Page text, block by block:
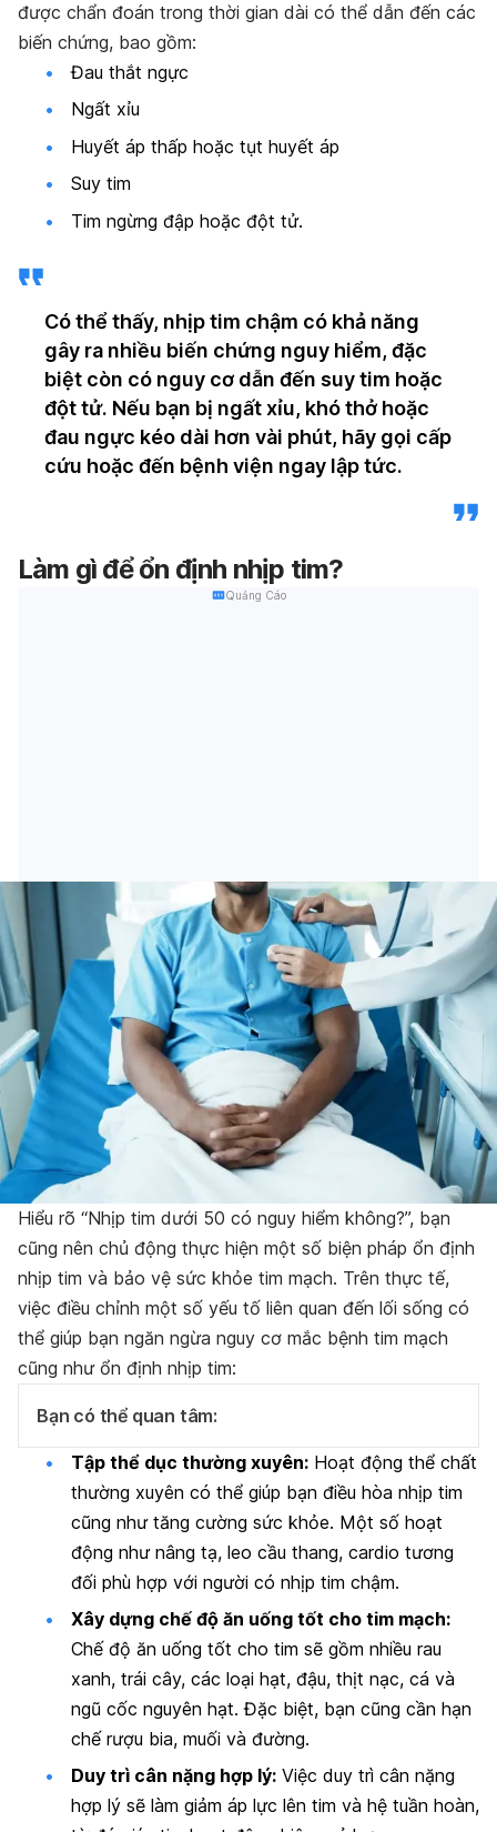
được chẩn đoán trong thời gian dài có thể dẫn đến các
biến chứng, bao gồm:
Đau thắt ngực
Ngất xỉu
Huyết áp thấp hoặc tụt huyết áp
Suy tim
Tim ngừng đập hoặc đột tử.
Có thể thấy, nhịp tim chậm có khả năng
gây ra nhiều biến chứng nguy hiểm, đặc
biệt còn có nguy cơ dẫn đến suy tim hoặc
đột tử. Nếu bạn bị ngất xỉu, khó thở hoặc
đau ngực kéo dài hơn vài phút, hãy gọi cấp
cứu hoặc đến bệnh viện ngay lập tức.
Làm gì để ổn định nhịp tim?
Quảng Cáo
Hiểu rõ “Nhịp tim dưới 50 có nguy hiểm không?”, bạn
cũng nên chủ động thực hiện một số biện pháp ổn định
nhịp tim và bảo vệ sức khỏe tim mạch. Trên thực tế,
việc điều chỉnh một số yếu tố liên quan đến lối sống có
thể giúp bạn ngăn ngừa nguy cơ mắc bệnh tim mạch
cũng như ổn định nhịp tim:
Bạn có thể quan tâm:
Tập thể dục thường xuyên: Hoạt động thể chất
thường xuyên có thể giúp bạn điều hòa nhịp tim
cũng như tăng cường sức khỏe. Một số hoạt
động như nâng tạ, leo cầu thang, cardio tương
đối phù hợp với người có nhịp tim chậm.
Xây dựng chế độ ăn uống tốt cho tim mạch:
Chế độ ăn uống tốt cho tim sẽ gồm nhiều rau
xanh, trái cây, các loại hạt, đậu, thịt nạc, cá và
ngũ cốc nguyên hạt. Đặc biệt, bạn cũng cần hạn
chế rượu bia, muối và đường.
Duy trì cân nặng hợp lý: Việc duy trì cân nặng
hợp lý sẽ làm giảm áp lực lên tim và hệ tuần hoàn,